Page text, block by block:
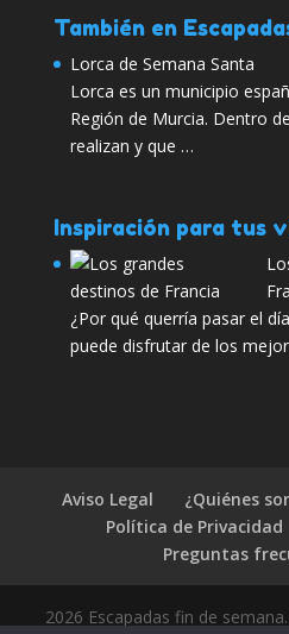
También en
Lorca de Semana Santa
Lorca es un municipio
Región de Murcia. Dentro
realizan y que …
Inspiración para tus
¿Por qué querría pasar el
puede disfrutar de los
Aviso Legal ¿Quiénes
Política de Privacidad
Preguntas
2026 Escapadas fin de